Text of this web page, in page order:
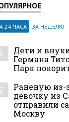
24 ЧАСА ЗА НЕДЕЛЮ
1
Дети и
Германа
Парк
2
Раненую из-
девочку из
отправили
Москву